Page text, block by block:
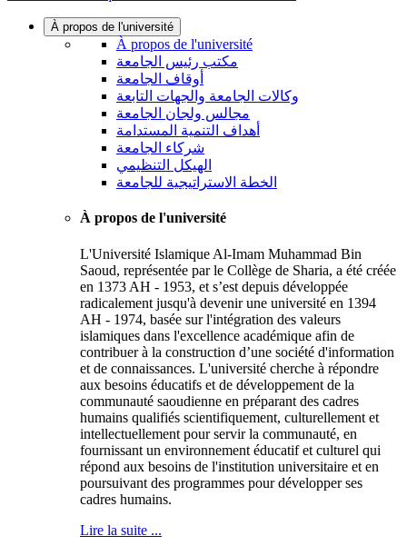
À propos de l'université
À propos de l'université
مكتب رئيس الجامعة
أوقاف الجامعة
وكالات الجامعة والجهات التابعة
مجالس ولجان الجامعة
أهداف التنمية المستدامة
شركاء الجامعة
الهيكل التنظيمي
الخطة الاستراتيجية للجامعة
À propos de l'université
L'Université Islamique Al-Imam Muhammad Bin
Saoud, représentée par le Collège de Sharia, a été créée
en 1373 AH - 1953, et s’est depuis développée
radicalement jusqu'à devenir une université en 1394
AH - 1974, basée sur l'intégration des valeurs
islamiques dans l'excellence académique afin de
contribuer à la construction d’une société d'information
et de connaissances. L'université cherche à répondre
aux besoins éducatifs et de développement de la
communauté saoudienne en préparant des cadres
humains qualifiés scientifiquement, culturellement et
intellectuellement pour servir la communauté, en
fournissant un environnement éducatif et culturel qui
répond aux besoins de l'institution universitaire et en
poursuivant des programmes pour développer ses
cadres humains.
Lire la suite ...